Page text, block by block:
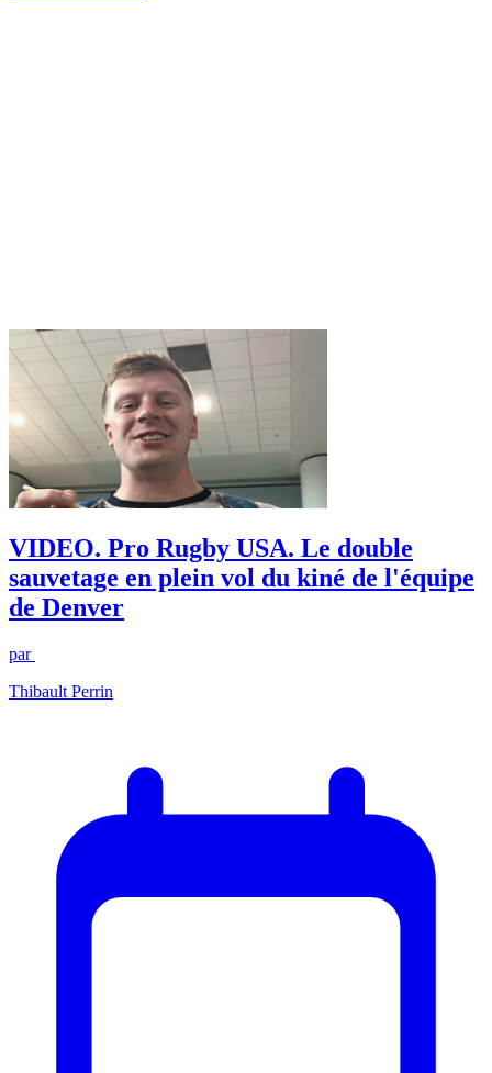
VIDEO. Pro Rugby USA. Le double
sauvetage en plein vol du kiné de l'équipe
de Denver
par
Thibault Perrin